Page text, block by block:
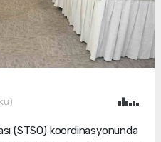
(STSO) koordinasyonunda